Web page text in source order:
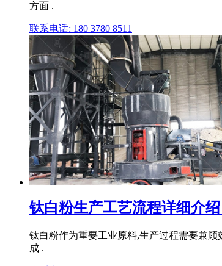
方面 .
联系电话: 180 3780 8511
钛白粉生产工艺流程详细介
钛白粉作为重要工业原料,生产过程需要兼
成 .